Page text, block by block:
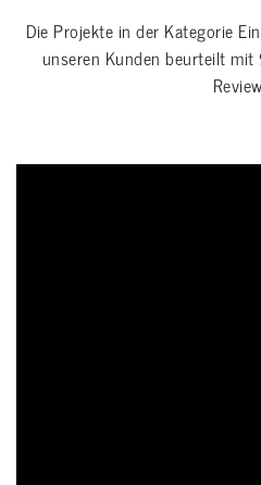
Die Projekte in der Kategorie
unseren Kunden beurteilt mit